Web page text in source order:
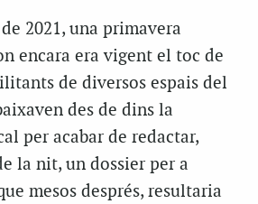
2021, una primavera
encara era vigent el toc de
de diversos espais del
des de dins la
per acabar de redactar,
la nit, un dossier per a
mesos després, resultaria